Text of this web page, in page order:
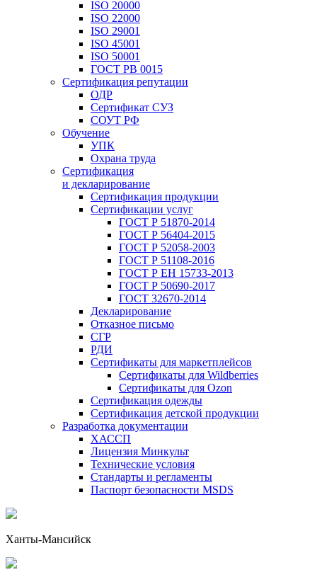
ISO 20000
ISO 22000
ISO 29001
ISO 45001
ISO 50001
ГОСТ РВ 0015
Сертификация репутации
ОДР
Сертификат СУЗ
СОУТ РФ
Обучение
УПК
Охрана труда
Сертификация
и декларирование
Сертификация продукции
Сертификации услуг
ГОСТ Р 51870-2014
ГОСТ Р 56404-2015
ГОСТ Р 52058-2003
ГОСТ Р 51108-2016
ГОСТ Р ЕН 15733-2013
ГОСТ Р 50690-2017
ГОСТ 32670-2014
Декларирование
Отказное письмо
СГР
РДИ
Сертификаты для маркетплейсов
Сертификаты для Wildberries
Сертификаты для Ozon
Сертификация одежды
Сертификация детской продукции
Разработка документации
ХАССП
Лицензия Минкульт
Технические условия
Стандарты и регламенты
Паспорт безопасности MSDS
Ханты-Мансийск